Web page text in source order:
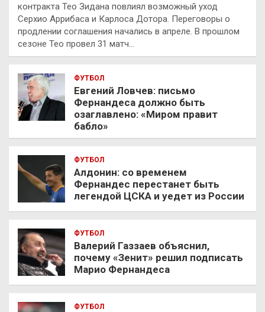
контракта Тео Зидана повлиял возможный уход
Серхио Аррибаса и Карлоса Дотора. Переговоры о
продлении соглашения начались в апреле. В прошлом
сезоне Тео провел 31 матч…
ФУТБОЛ
Евгений Ловчев: письмо
Фернандеса должно быть
озаглавлено: «Миром правит
бабло»
ФУТБОЛ
Алдонин: со временем
Фернандес перестанет быть
легендой ЦСКА и уедет из России
ФУТБОЛ
Валерий Газзаев объяснил,
почему «Зенит» решил подписать
Марио Фернандеса
ФУТБОЛ